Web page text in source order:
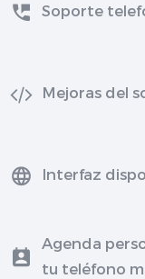
Soporte
Mejoras del
Interfaz
Agenda
tu teléfono